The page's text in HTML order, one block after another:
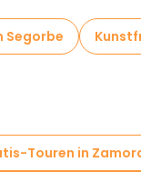
Segorbe
Touren in